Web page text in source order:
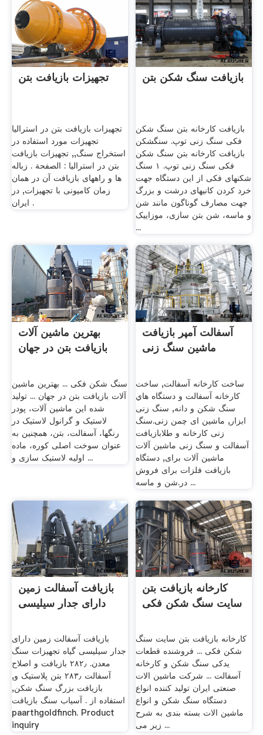
تجهیزات بازیافت بتن
تجهیزات بازیافت بتن در استرالیا
تجهیزات مورد استفاده در
استخراج سنگ,, تجهیزات بازیافت
بتن در استرالیا : الصفحة . زباله
ها و راههای بازیافت آن در همان
زمان کامیونی با تجهیزات, در
ایران .
بازیافت سنگ شکن بتن
بازیافت کارخانه بتن سنگ شکن
فکی سنگ زنی توپ. سنگشکن
بازیافت کارخانه بتن سنگ شکن
فکی سنگ زنی توپ. ۱ سنگ
شکنهای فکی از این دستگاه جهت
خرد کردن کانیهای درشت و بزرگ
جهت مصارف گوناگون مانند شن
و ماسه، شن بتن سازی، موزاییک
...
بهترین ماشین آلات
بازیافت بتن در جهان
سنگ شکن فکی ... بهترین ماشین
آلات بازیافت بتن در جهان ... تولید
شده این ماشین آلات، پودر
لاستیک و گرانول لاستیک در
رنگها، آسفالت، بتن، همچنین به
عنوان سوخت اصلی کوره، ماده
اولیه لاستیک سازی و ...
آسفالت آمپر بازیافت
ماشین سنگ زنی
ساخت کارخانه آسفالت, ساخت
كارخانه آسفالت و دستگاه هاي
سنگ شكن و دانه, سنگ زنی
ابزار, ماشین ای چمن زنی.سنگ
زنی کارخانه و طلابازیافت
آسفالت و سنگ زنی ماشین آلات
ماشین آلات برای, دستگاه
بازیافت فلزات برای فروش
در.شن و ماسه ...
بازیافت آسفالت زمین
دارای جدار سیلیسی
بازیافت آسفالت زمین دارای
جدار سیلیسی گیاه تجهیزات سنگ
معدن. ۲۸۲٫ بازیافت و اصلاح
آسفالت ۲۸۳٫ بتن پلاستیک و,
بازیافت بزرگ سنگ شکن,
استفاده از . آسیاب سنگ بازیافت
paarthgoldfinch. Product
inquiry
کارخانه بازیافت بتن
سایت سنگ شکن فکی
کارخانه بازیافت بتن سایت سنگ
شکن فکی ... فروشنده قطعات
یدکی سنگ شکن و کارخانه
آسفالت ... شرکت ماشین الات
صنعتی ایران تولید کننده انواع
دستگاه سنگ شکن و انواع
ماشین الات بسته بندی به شرح
زیر می ...